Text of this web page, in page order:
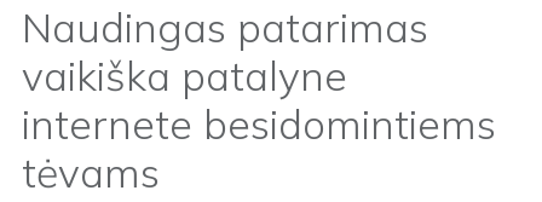
Naudingas patarimas
vaikiška patalyne
internete besidomintiems
tėvams